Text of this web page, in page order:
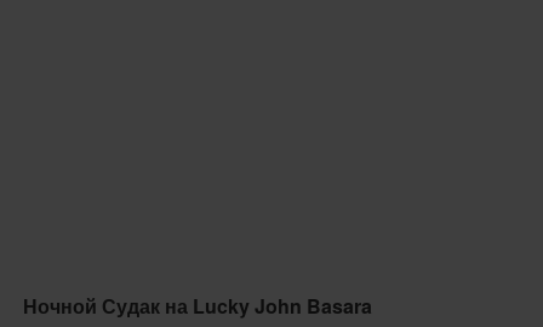
Ночной Судак на Lucky John Basara